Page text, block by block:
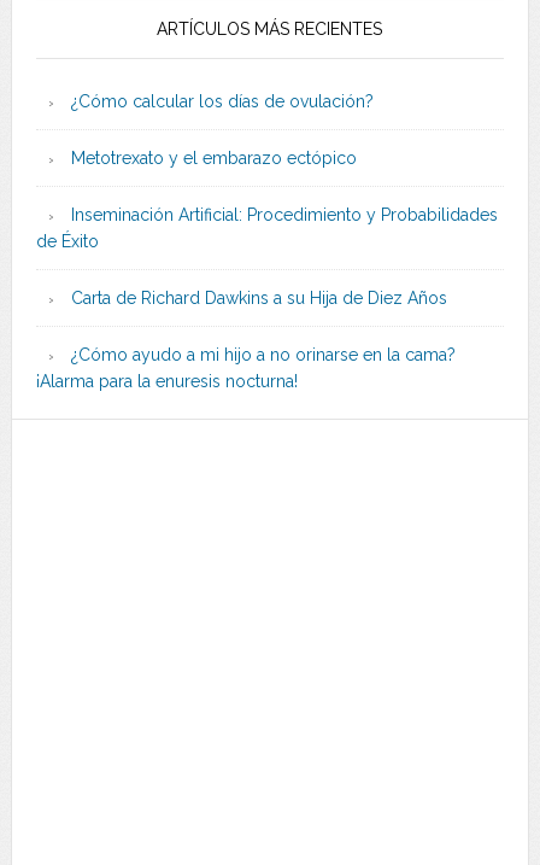
ARTÍCULOS MÁS RECIENTES
¿Cómo calcular los días de ovulación?
Metotrexato y el embarazo ectópico
Inseminación Artificial: Procedimiento y Probabilidades
de Éxito
Carta de Richard Dawkins a su Hija de Diez Años
¿Cómo ayudo a mi hijo a no orinarse en la cama?
¡Alarma para la enuresis nocturna!